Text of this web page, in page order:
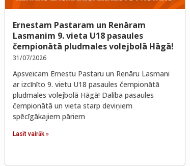
Ernestam Pastaram un Renāram
Lasmanim 9. vieta U18 pasaules
čempionātā pludmales volejbolā Hāgā!
31/07/2026
Apsveicam Ernestu Pastaru un Renāru Lasmani
ar izcīnīto 9. vietu U18 pasaules čempionātā
pludmales volejbolā Hāgā! Dalība pasaules
čempionātā un vieta starp deviņiem
spēcīgākajiem pāriem
Lasīt vairāk »